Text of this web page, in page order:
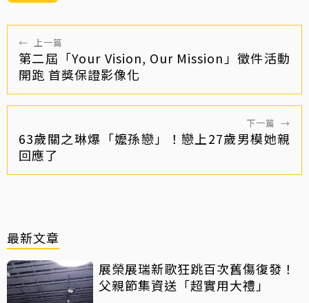
← 上一篇
第二屆「Your Vision, Our Mission」徵件活動
開跑 首獎保證影像化
下一篇 →
63歲關之琳爆「嬤孫戀」！戀上27歲男模她親
回應了
最新文章
展榮展瑞新歌狂跳百次舊傷復發！
父親節集資送「超實用大禮」